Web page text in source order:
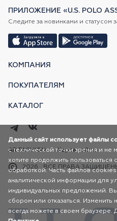
КОМПАНИЯ
ПОКУПАТЕЛЯМ
КАТАЛОГ
ПРИЛОЖЕНИЕ «U.S. POLO
Следите за новинками и статусом
2026 ВСЕ ПРАВА
AR FASHION Карта сайта
Данный сайт использует файлы
с технической точки зрения и не
хотите продолжить пользоваться
обработкой. Часть файлов
аналитической информации для
индивидуальных предложений.
сбором или отказаться.
всегда можете в своем браузере.